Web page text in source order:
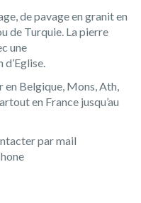
de pavage en granit en
de Turquie. La pierre
une
en Belgique, Mons, Ath,
en France jusqu’au
par mail